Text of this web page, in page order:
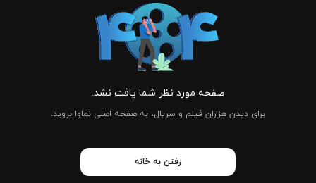
صفحه مورد نظر شما یافت نشد.
برای دیدن هزاران فیلم و سریال، به صفحه اصلی نماوا بروید.
رفتن به خانه